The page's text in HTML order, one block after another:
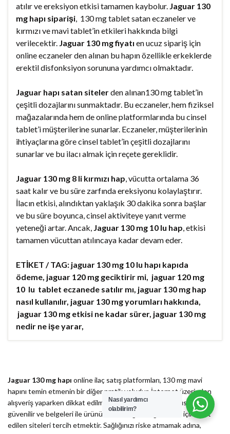
atılır ve ereksiyon etkisi tamamen kaybolur. Jaguar 130
mg hapı siparişi, 130 mg tablet satan eczaneler ve
kırmızı ve mavi tablet’in etkileri hakkında bilgi
verilecektir. Jaguar 130 mg fiyatı en ucuz sipariş için
online eczaneler den alınan bu hapın özellikle erkeklerde
erektil disfonksiyon sorununa yardımcı olmaktadır.
Jaguar hapı satan sitelerden alınan130 mg tablet’in
çeşitli dozajlarını sunmaktadır. Bu eczaneler, hem fiziksel
mağazalarında hem de online platformlarında bu cinsel
tablet’i müşterilerine sunarlar. Eczaneler, müşterilerinin
ihtiyaçlarına göre cinsel tablet’in çeşitli dozajlarını
sunarlar ve bu ilacı almak için reçete gereklidir.
Jaguar 130 mg 8 li kırmızı hap, vücutta ortalama 36
saat kalır ve bu süre zarfında ereksiyonu kolaylaştırır.
İlacın etkisi, alındıktan yaklaşık 30 dakika sonra başlar
ve bu süre boyunca, cinsel aktiviteye yanıt verme
yeteneği artar. Ancak, Jaguar 130 mg 10 lu hap, etkisi
tamamen vücuttan atılıncaya kadar devam eder.
ETİKET / TAG: jaguar 130 mg 10 lu hapı kapıda
ödeme, jaguar 120 mg geciktirir mi, jaguar 120 mg
10 lu tablet eczanede satılır mı, jaguar 130 mg hap
nasıl kullanılır, jaguar 130 mg yorumları hakkında,
jaguar 130 mg etkisi ne kadar sürer, jaguar 130 mg
nedir ne işe yarar,
Jaguar 130 mg hapı online ilaç satış platformları, 130 mg mavi
hapını temin etmenin bir diğer pratik yoludur. İnternet üzerinden
alışveriş yaparken dikkat edilmesi gereken en önemli husus,
güvenilir ve belgeleri ile ürünün orijinalliğini doğrulamak için teyit
edilen siteleri tercih etmektir. Sağlığınızı riske atmamak adına,
Nasıl yardımcı
olabilirim?